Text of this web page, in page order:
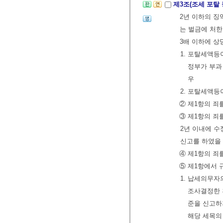
제3조(조세 포탈
2년 이하의 징
는 벌금에 처
3배 이하에 상
1. 포탈세액등
정부가 부
우
2. 포탈세액등
② 제1항의 죄
③ 제1항의 죄
2년 이내에 수
신고를 하였
④ 제1항의 죄
⑤ 제1항에서
1. 납세의무자
조사결정한
준을 신고
해당 세목